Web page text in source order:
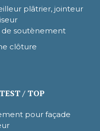
plâtrier, jointeur
de soutènement
clôture
/ TOP
pour façade